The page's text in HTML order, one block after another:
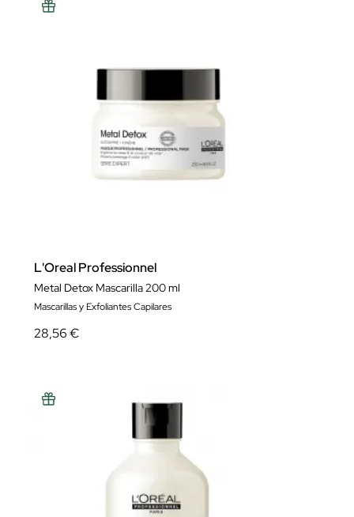
L'Oreal Professionnel
Metal Detox Mascarilla 200 ml
Mascarillas y Exfoliantes Capilares
28,56 €